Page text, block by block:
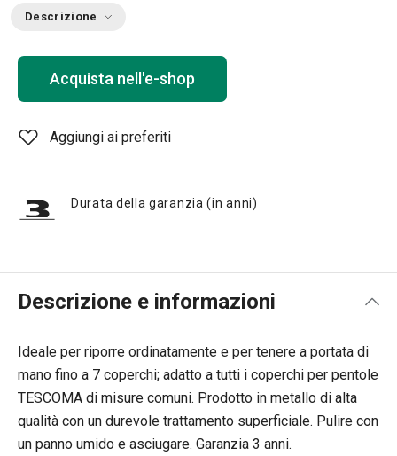
Descrizione
Acquista nell'e-shop
Aggiungi ai preferiti
Durata della garanzia (in anni)
Descrizione e informazioni
Ideale per riporre ordinatamente e per tenere a portata di
mano fino a 7 coperchi; adatto a tutti i coperchi per pentole
TESCOMA di misure comuni. Prodotto in metallo di alta
qualità con un durevole trattamento superficiale. Pulire con
un panno umido e asciugare. Garanzia 3 anni.